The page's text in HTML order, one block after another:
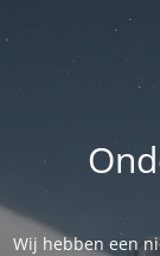
Wij hebben een